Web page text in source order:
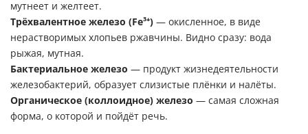
мутнеет и желтеет.
Трёхвалентное железо (Fe³⁺) — окисленное, в виде
нерастворимых хлопьев ржавчины. Видно сразу: вода
рыжая, мутная.
Бактериальное железо — продукт жизнедеятельности
железобактерий, образует слизистые плёнки и налёты.
Органическое (коллоидное) железо — самая сложная
форма, о которой и пойдёт речь.